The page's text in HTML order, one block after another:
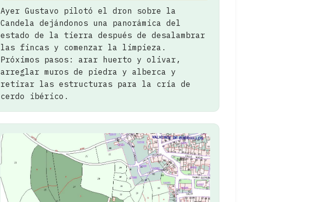
Ayer Gustavo pilotó el dron sobre la
Candela dejándonos una panorámica del
estado de la tierra después de desalambrar
las fincas y comenzar la limpieza.
Próximos pasos: arar huerto y olivar,
arreglar muros de piedra y alberca y
retirar las estructuras para la cría de
cerdo ibérico.